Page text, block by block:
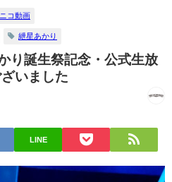
コ動画
紲星あかり
り誕生祭記念・公式生放
いました
LINE